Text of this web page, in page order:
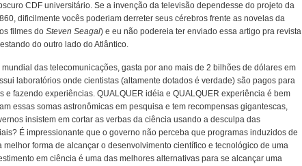
CDF universitário. Se a invenção da televisão dependesse do projeto da
dificilmente vocês poderiam derreter seus cérebros frente as novelas da
filmes do Steven Seagal) e eu não podereia ter enviado essa artigo pra revista
do outro lado do Atlântico.
mundial das telecomunicações, gasta por ano mais de 2 bilhões de dólares em
laboratórios onde cientistas (altamente dotados é verdade) são pagos para
e fazendo experiências. QUALQUER idéia e QUALQUER experiência é bem
essas somas astronômicas em pesquisa e tem recompensas gigantescas,
insistem em cortar as verbas da ciência usando a desculpa das
É impressionante que o governo não perceba que programas induzidos de
melhor forma de alcançar o desenvolvimento científico e tecnológico de uma
em ciência é uma das melhores alternativas para se alcançar uma